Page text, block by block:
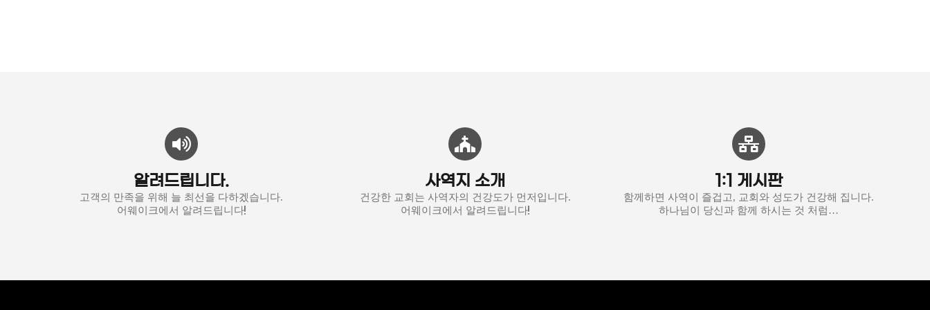
알려드립니다.
고객의 만족을 위해 늘 최선을 다하겠습니다.
어웨이크에서 알려드립니다!
사역지 소개
건강한 교회는 사역자의 건강도가 먼저입니다.
어웨이크에서 알려드립니다!
1:1 게시판
함께하면 사역이 즐겁고, 교회와 성도가 건강해 집니다.
하나님이 당신과 함께 하시는 것 처럼…